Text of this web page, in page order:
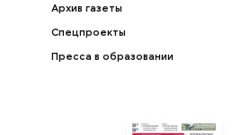
Архив газеты
Спецпроекты
Пресса в образовании